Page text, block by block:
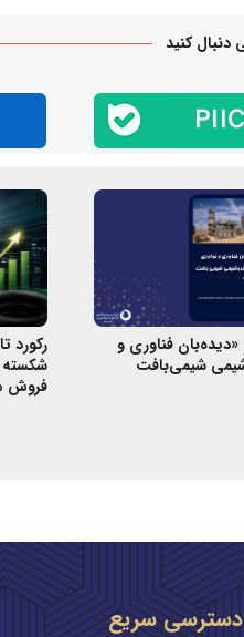
دنبال کنید
فناوری و
شیمی‌بافت
رکورد
فروش
دسترسی سریع